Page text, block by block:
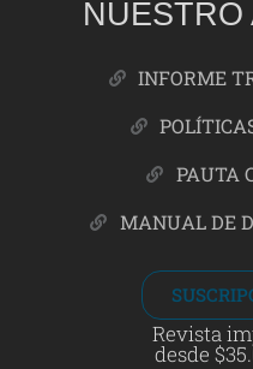
INFORME
PAUTA
MANUAL DE
Revista
desde